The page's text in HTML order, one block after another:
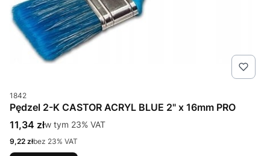
Kod produktu
1842
Pędzel 2-K CASTOR ACRYL BLUE 2" x 16mm PRO
Cena brutto
11,34 złw tym %s VAT
w tym 23% VAT
Cena netto
9,22 złbez 23% VAT